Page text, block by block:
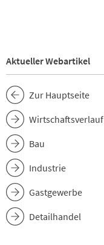
Aktueller Webartikel
Zur Hauptseite
Wirtschaftsverlauf
Bau
Industrie
Gastgewerbe
Detailhandel